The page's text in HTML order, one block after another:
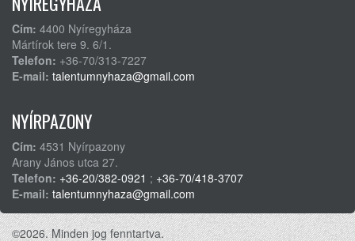
Cím: 4400 Nyíregyháza
Mártírok tere 9. 6/1.
Telefon: +36-70/313-7227
E-mail: talentumnyhaza@gmail.com
NYÍRPAZONY
Cím: 4531 Nyírpazony
Arany János utca 27.
Telefon: +36-20/382-0921 ; +36-70/418-3707
E-mail: talentumnyhaza@gmail.com
©2026. Minden jog fenntartva.